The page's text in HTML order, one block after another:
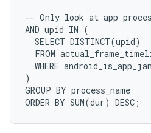
-- Only look at app
AND upid IN (
  SELECT DISTINCT(upid)
FROM
WHERE
)
GROUP BY process_name
ORDER BY SUM(dur) DESC;